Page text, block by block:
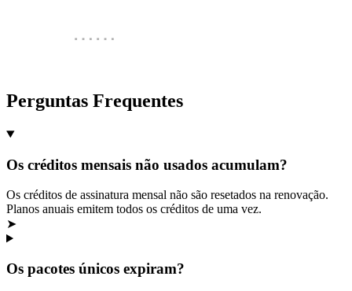
Perguntas Frequentes
Os créditos mensais não usados acumulam?
Os créditos de assinatura mensal não são resetados na renovação.
Planos anuais emitem todos os créditos de uma vez.
➤
Os pacotes únicos expiram?